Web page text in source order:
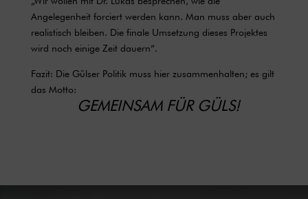
Angelegenheit forciert werden kann. Man muss aber auch
realistisch bleiben. Die finale Umsetzung dieses Projektes
wird noch einige Zeit dauern“.
Fazit: Die Gülser Politik muss hier zusammenhalten; es gilt
das Motto:
GEMEINSAM FÜR GÜLS!